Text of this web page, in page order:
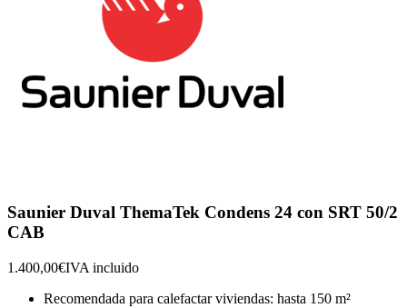
Saunier Duval ThemaTek Condens 24 con SRT 50/2
CAB
1.400,00€IVA incluido
Recomendada para calefactar viviendas: hasta 150 m²